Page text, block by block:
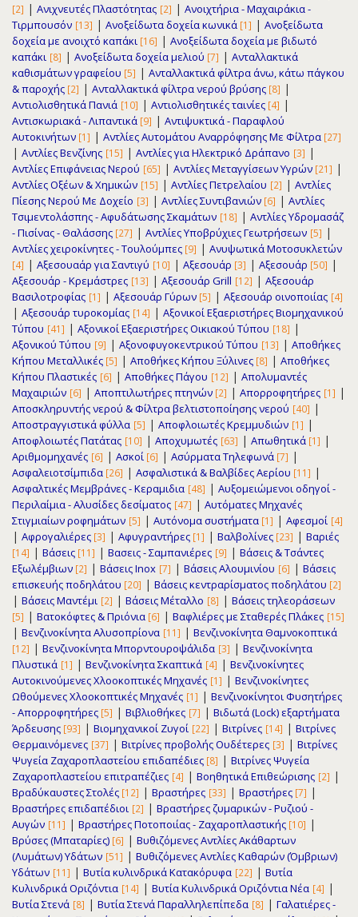
[2] | Ανιχνευτές Πλαστότητας [2] | Ανοιχτήρια - Μαχαιράκια -
Τιρμπουσόν [13] | Ανοξείδωτα δοχεία κωνικά [1] | Ανοξείδωτα
δοχεία με ανοιχτό καπάκι [16] | Ανοξείδωτα δοχεία με βιδωτό
καπάκι [8] | Ανοξείδωτα δοχεία μελιού [7] | Ανταλλακτικά
καθισμάτων γραφείου [5] | Ανταλλακτικά φίλτρα άνω, κάτω πάγκου
& παροχής [2] | Ανταλλακτικά φίλτρα νερού βρύσης [8] |
Αντιολισθητικά Πανιά [10] | Αντιολισθητικές ταινίες [4] |
Αντισκωριακά - Λιπαντικά [9] | Αντιψυκτικά - Παραφλού
Αυτοκινήτων [1] | Αντλίες Αυτομάτου Αναρρόφησης Με Φίλτρα [27]
| Αντλίες Βενζίνης [15] | Αντλίες για Ηλεκτρικό Δράπανο [3] |
Αντλίες Επιφάνειας Νερού [65] | Αντλίες Μεταγγίσεων Υγρών [21] |
Αντλίες Οξέων & Χημικών [15] | Αντλίες Πετρελαίου [2] | Αντλίες
Πίεσης Νερού Με Δοχείο [3] | Αντλίες Συντιβανιών [6] | Αντλίες
Τσιμεντολάσπης - Αφυδάτωσης Σκαμάτων [18] | Αντλίες Υδρομασάζ
- Πισίνας - Θαλάσσης [27] | Αντλίες Υποβρύχιες Γεωτρήσεων [5] |
Αντλίες χειροκίνητες - Τουλούμπες [9] | Ανυψωτικά Μοτοσυκλετών
[4] | Αξεσουαάρ για Σαντιγύ [10] | Αξεσουάρ [3] | Αξεσουάρ [50] |
Αξεσουάρ - Κρεμάστρες [13] | Αξεσουάρ Grill [12] | Αξεσουάρ
Βασιλοτροφίας [1] | Αξεσουάρ Γύρων [5] | Αξεσουάρ οινοποιίας [4]
| Αξεσουάρ τυροκομίας [14] | Αξονικοί Εξαεριστήρες Βιομηχανικού
Τύπου [41] | Αξονικοί Εξαεριστήρες Οικιακού Τύπου [18] |
Αξονικού Τύπου [9] | Αξονοφυγοκεντρικού Τύπου [13] | Αποθήκες
Κήπου Μεταλλικές [5] | Αποθήκες Κήπου Ξύλινες [8] | Αποθήκες
Κήπου Πλαστικές [6] | Αποθήκες Πάγου [12] | Απολυμαντές
Μαχαιριών [6] | Αποπτιλωτήρες πτηνών [2] | Απορροφητήρες [1] |
Αποσκληρυντής νερού & Φίλτρα βελτιστοποίησης νερού [40] |
Αποστραγγιστικά φύλλα [5] | Αποφλοιωτές Κρεμμυδιών [1] |
Αποφλοιωτές Πατάτας [10] | Αποχυμωτές [63] | Απωθητικά [1] |
Αριθμομηχανές [6] | Ασκοί [6] | Ασύρματα Τηλεφωνά [7] |
Ασφαλειοτσίμπιδα [26] | Ασφαλιστικά & Βαλβίδες Αερίου [11] |
Ασφαλτικές Μεμβράνες - Κεραμιδια [48] | Αυξομειώμενοι οδηγοί -
Περιλαίμια - Αλυσίδες δεσίματος [47] | Αυτόματες Μηχανές
Στιγμιαίων ροφημάτων [5] | Αυτόνομα συστήματα [1] | Αφεσμοί [4]
| Αφρογαλιέρες [3] | Αφυγραντήρες [1] | Βαλβολίνες [23] | Βαριές
[14] | Βάσεις [11] | Βασεις - Σαμπανιέρες [9] | Βάσεις & Τσάντες
Εξωλέμβιων [2] | Βάσεις Inox [7] | Βάσεις Αλουμινίου [6] | Βάσεις
επισκευής ποδηλάτου [20] | Βάσεις κεντραρίσματος ποδηλάτου [2]
| Βάσεις Μαντέμι [2] | Βάσεις Μέταλλο [8] | Βάσεις τηλεοράσεων
[5] | Βατοκόφτες & Πριόνια [6] | Βαφλιέρες με Σταθερές Πλάκες [15]
| Βενζινοκίνητα Αλυσοπρίονα [11] | Βενζινοκίνητα Θαμνοκοπτικά
[12] | Βενζινοκίνητα Μπορντουροψάλιδα [3] | Βενζινοκίνητα
Πλυστικά [1] | Βενζινοκίνητα Σκαπτικά [4] | Βενζινοκίνητες
Αυτοκινούμενες Χλοοκοπτικές Μηχανές [1] | Βενζινοκίνητες
Ωθούμενες Χλοοκοπτικές Μηχανές [1] | Βενζινοκίνητοι Φυσητήρες
- Απορροφητήρες [5] | Βιβλιοθήκες [7] | Βιδωτά (Lock) εξαρτήματα
Άρδευσης [93] | Βιομηχανικοί Ζυγοί [22] | Βιτρίνες [14] | Βιτρίνες
Θερμαινόμενες [37] | Βιτρίνες προβολής Ουδέτερες [3] | Βιτρίνες
Ψυγεία Ζαχαρoπλαστείου επιδαπέδιες [8] | Βιτρίνες Ψυγεία
Ζαχαρoπλαστείου επιτραπέζιες [4] | Βοηθητικά Επιθεώρισης [2] |
Βραδύκαυστες Στολές [12] | Βραστήρες [33] | Βραστήρες [7] |
Βραστήρες επιδαπέδιοι [2] | Βραστήρες ζυμαρικών - Ρυζιού -
Αυγών [11] | Βραστήρες Ποτοποιίας - Ζαχαροπλαστικής [10] |
Βρύσες (Μπαταρίες) [6] | Βυθιζόμενες Αντλίες Ακάθαρτων
(Λυμάτων) Υδάτων [51] | Βυθιζόμενες Αντλίες Καθαρών (Όμβριων)
Υδάτων [11] | Βυτία κυλινδρικά Κατακόρυφα [22] | Βυτία
Κυλινδρικά Οριζόντια [14] | Βυτία Κυλινδρικά Οριζόντια Νέα [4] |
Βυτία Στενά [8] | Βυτία Στενά Παραλληλεπίπεδα [8] | Γαλατιέρες -